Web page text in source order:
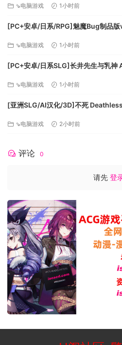
存储空间: 需要 9 GB 可用空间
附注事项: 1080p, 16:9
推荐配置:
操作系统: Windows 10
内存: 8 GB RAM
显卡: GeForce GTX
网络: 宽带互联网连接
⇘电脑游戏 1小时前
[PC+安卓/日系/RPG]魅魔Bug制品版
⇘电脑游戏 1小时前
[PC+安卓/日系SLG]长井先生与乳
⇘电脑游戏 1小时前
[亚洲SLG/AI汉化/3D]不死
⇘电脑游戏 2小时前
评论 0
请先 登